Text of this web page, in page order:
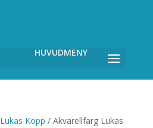
Lukas Kopp / Akvarellfärg Lukas